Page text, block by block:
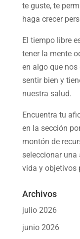
te guste, te
haga crecer
El tiempo libre
tener la mente
en algo que
sentir bien y
nuestra salud.
Encuentra tu
en la sección
montón de
seleccionar una
vida y objetivos
Archivos
julio 2026
junio 2026